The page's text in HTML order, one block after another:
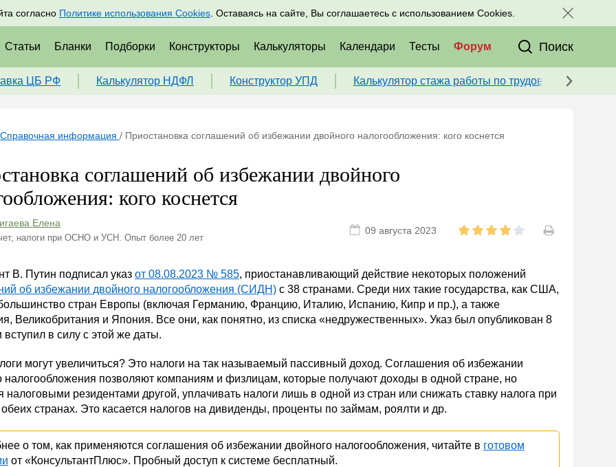
согласно Политике использования Cookies . Оставаясь на сайте, Вы соглашаетесь с использованием Cookies.
Подписаться Присоединяйтесь к нам в соц. сетях:
Статьи Бланки Подборки Конструкторы Калькуляторы Календари Тесты Форум Поиск
ЦБ РФ Калькулятор НДФЛ Конструктор УПД Калькулятор стажа работы по трудовой книжке
Справочная информация / Приостановка соглашений об избежании двойного налогообложения: кого коснется
соглашений об избежании двойного
кого коснется
Елена
налоги при ОСНО и УСН. Опыт более 20 лет
09 августа 2023
В. Путин подписал указ от 08.08.2023 № 585, приостанавливающий действие некоторых положений
об избежании двойного налогообложения (СИДН) с 38 странами. Среди них такие государства, как США,
стран Европы (включая Германию, Францию, Италию, Испанию, Кипр и пр.), а также
Великобритания и Япония. Все они, как понятно, из списка «недружественных». Указ был опубликован 8
вступил в силу с этой же даты.
могут увеличиться? Это налоги на так называемый пассивный доход. Соглашения об избежании
налогообложения позволяют компаниям и физлицам, которые получают доходы в одной стране, но
налоговыми резидентами другой, уплачивать налоги лишь в одной из стран или снижать ставку налога при
странах. Это касается налогов на дивиденды, проценты по займам, роялти и др.
о том, как применяются соглашения об избежании двойного налогообложения, читайте в готовом
от «КонсультантПлюс». Пробный доступ к системе бесплатный.